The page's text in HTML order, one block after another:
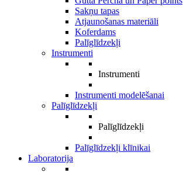
Sakņu tapas
Atjaunošanas materiāli
Koferdams
Palīglīdzekļi
Instrumenti
Instrumenti
Instrumenti modelēšanai
Palīglīdzekļi
Palīglīdzekļi
Palīglīdzekļi klīnikai
Laboratorija